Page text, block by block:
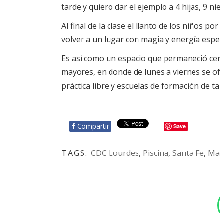
tarde y quiero dar el ejemplo a 4 hijas, 9
Al final de la clase el llanto de los niños
volver a un lugar con magia y energía
Es así como un espacio que permaneció
mayores, en donde de lunes a viernes se
práctica libre y escuelas de formación de
f Compartir Save
TAGS: CDC Lourdes, Piscina, Santa Fe,